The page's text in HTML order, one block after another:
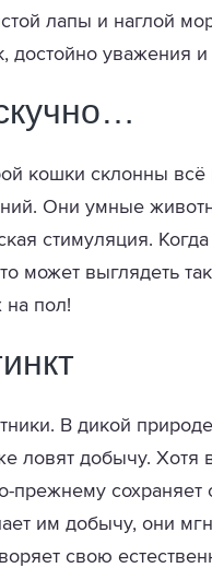
лапы и наглой
достойно уважения
кошки склонны всё
Они умные
стимуляция.
может выглядеть
на пол!
В дикой
ловят добычу. Хотя
сохраняет
им добычу, они
свою